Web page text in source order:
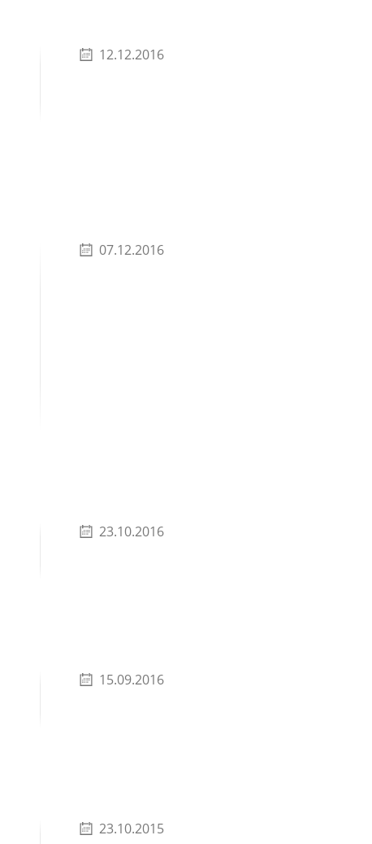
12.12.2016
07.12.2016
23.10.2016
15.09.2016
23.10.2015